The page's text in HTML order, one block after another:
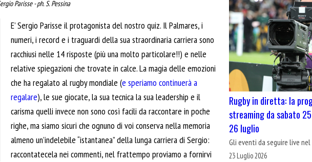
Parisse - ph. S. Pessina
E’ Sergio Parisse il protagonista del nostro quiz. Il Palmares, i
numeri, i record e i traguardi della sua straordinaria carriera sono
racchiusi nelle 14 risposte (più una molto particolare!!) e nelle
relative spiegazioni che trovate in calce. La magia delle emozioni
che ha regalato al rugby mondiale (e speriamo continuerà a
regalare), le sue giocate, la sua tecnica la sua leadership e il
carisma quelli invece non sono così facili da raccontare in poche
righe, ma siamo sicuri che ognuno di voi conserva nella memoria
almeno un’indelebile “istantanea” della lunga carriera di Sergio:
raccontatecela nei commenti, nel frattempo proviamo a fornirvi
Rugby in diretta: la
streaming da sabato
26 luglio
Gli eventi da seguire live
23 Luglio 2026